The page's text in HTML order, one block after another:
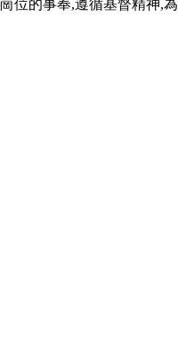
位的事奉,遵循基督精神,為